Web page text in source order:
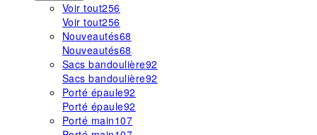
Voir tout256
Voir tout256
Nouveautés68
Nouveautés68
Sacs bandoulière92
Sacs bandoulière92
Porté épaule92
Porté épaule92
Porté main107